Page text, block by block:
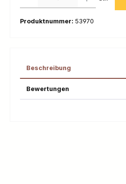
Produktnummer: 53970
Beschreibung
Bewertungen